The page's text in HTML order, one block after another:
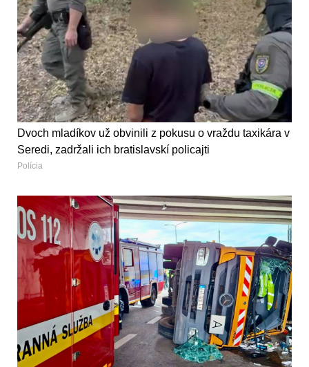
Dvoch mladíkov už obvinili z pokusu o vraždu taxikára v
Seredi, zadržali ich bratislavskí policajti
Polícia